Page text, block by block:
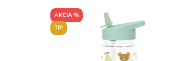
AKCIA %
TIP